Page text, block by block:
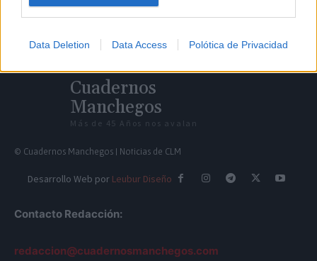
functionality and fraud prevention, and other
user protection.
Data Deletion Data Access Polótica de Privacidad
Cuadernos
Manchegos
Más de 45 Años nos avalan
© Cuadernos Manchegos | Noticias de CLM
Desarrollo Web por Leubur Diseño
Contacto Redacción:
redaccion@cuadernosmanchegos.com